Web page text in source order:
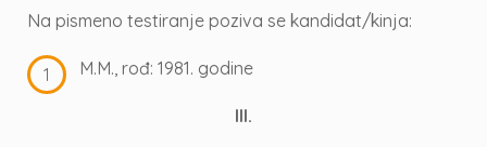
Na pismeno testiranje poziva se kandidat/kinja:
M.M., rođ: 1981. godine
III.